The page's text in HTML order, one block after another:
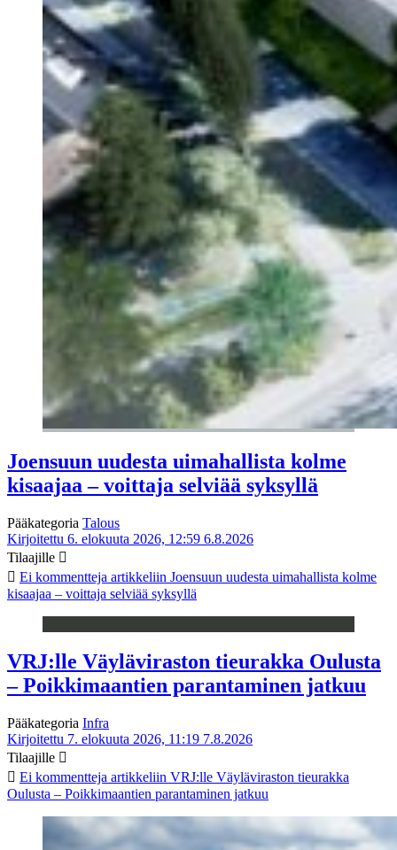
Joensuun uudesta uimahallista kolme
kisaajaa – voittaja selviää syksyllä
Pääkategoria Talous
Kirjoitettu 6. elokuuta 2026, 12:59 6.8.2026
Tilaajille
Ei kommentteja artikkeliin Joensuun uudesta uimahallista kolme
kisaajaa – voittaja selviää syksyllä
VRJ:lle Väyläviraston tieurakka Oulusta
– Poikkimaantien parantaminen jatkuu
Pääkategoria Infra
Kirjoitettu 7. elokuuta 2026, 11:19 7.8.2026
Tilaajille
Ei kommentteja artikkeliin VRJ:lle Väyläviraston tieurakka
Oulusta – Poikkimaantien parantaminen jatkuu